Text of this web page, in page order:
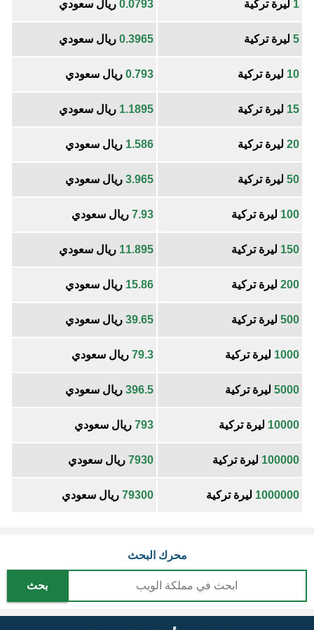
1 ليرة تركية 0.0793 ريال سعودي
5 ليرة تركية 0.3965 ريال سعودي
10 ليرة تركية 0.793 ريال سعودي
15 ليرة تركية 1.1895 ريال سعودي
20 ليرة تركية 1.586 ريال سعودي
50 ليرة تركية 3.965 ريال سعودي
100 ليرة تركية 7.93 ريال سعودي
150 ليرة تركية 11.895 ريال سعودي
200 ليرة تركية 15.86 ريال سعودي
500 ليرة تركية 39.65 ريال سعودي
1000 ليرة تركية 79.3 ريال سعودي
5000 ليرة تركية 396.5 ريال سعودي
10000 ليرة تركية 793 ريال سعودي
100000 ليرة تركية 7930 ريال سعودي
1000000 ليرة تركية 79300 ريال سعودي
محرك البحث
بحث